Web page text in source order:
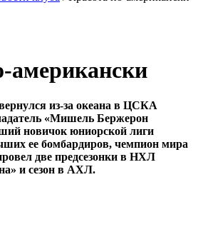
американски
из-за океана в ЦСКА
«Мишель Бержерон
новичок юниорской лиги
ее бомбардиров, чемпион мира
две предсезонки в НХЛ
и сезон в АХЛ.